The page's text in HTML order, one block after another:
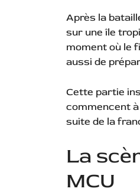
Après la
sur une île
moment où le
aussi de
Cette partie
commencent
suite de la
La
MCU